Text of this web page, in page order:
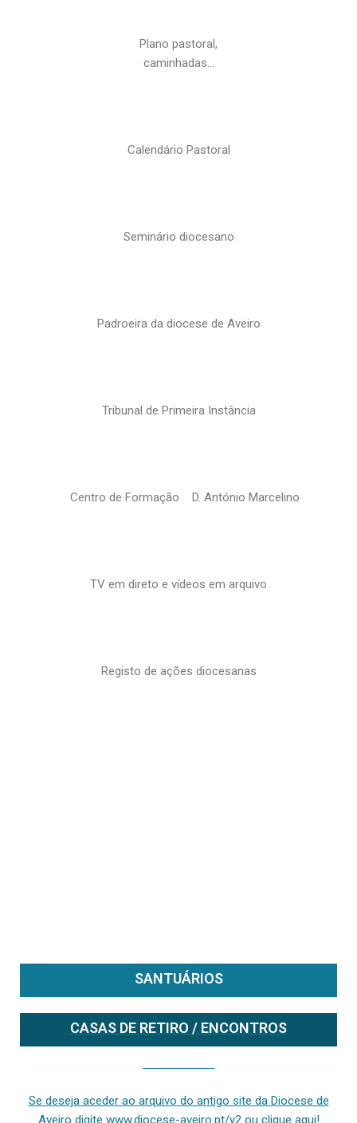
Plano pastoral,
caminhadas…
Calendário Pastoral
Seminário diocesano
Padroeira da diocese de Aveiro
Tribunal de Primeira Instância
Centro de Formação D. António Marcelino
TV em direto e vídeos em arquivo
Registo de ações diocesanas
SANTUÁRIOS
CASAS DE RETIRO / ENCONTROS
Se deseja aceder ao arquivo do antigo site da Diocese de
Aveiro digite www.diocese-aveiro.pt/v2 ou clique aqui!